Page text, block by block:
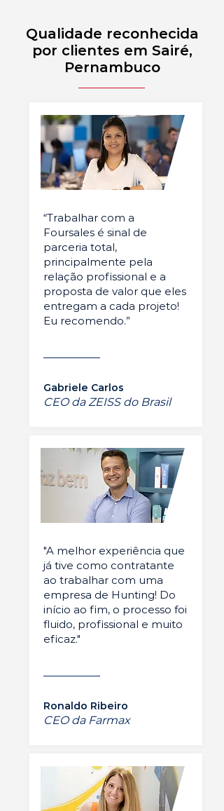
Qualidade reconhecida
por clientes em Sairé,
Pernambuco
“Trabalhar com a
Foursales é sinal de
parceria total,
principalmente pela
relação profissional e a
proposta de valor que eles
entregam a cada projeto!
Eu recomendo.”
Gabriele Carlos
CEO da ZEISS do Brasil
"A melhor experiência que
já tive como contratante
ao trabalhar com uma
empresa de Hunting! Do
início ao fim, o processo foi
fluido, profissional e muito
eficaz."
Ronaldo Ribeiro
CEO da Farmax